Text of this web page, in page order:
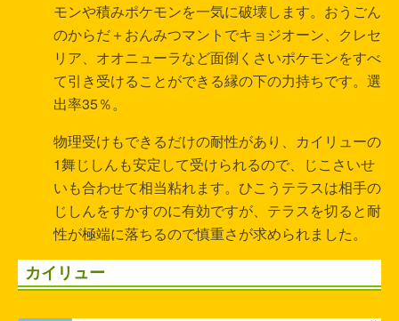
モンや積みポケモンを一気に破壊します。おうごん
のからだ＋おんみつマントでキョジオーン、クレセ
リア、オオニューラなど面倒くさいポケモンをすべ
て引き受けることができる縁の下の力持ちです。選
出率35％。
物理受けもできるだけの耐性があり、カイリューの
1舞じしんも安定して受けられるので、じこさいせ
いも合わせて相当粘れます。ひこうテラスは相手の
じしんをすかすのに有効ですが、テラスを切ると耐
性が極端に落ちるので慎重さが求められました。
カイリュー